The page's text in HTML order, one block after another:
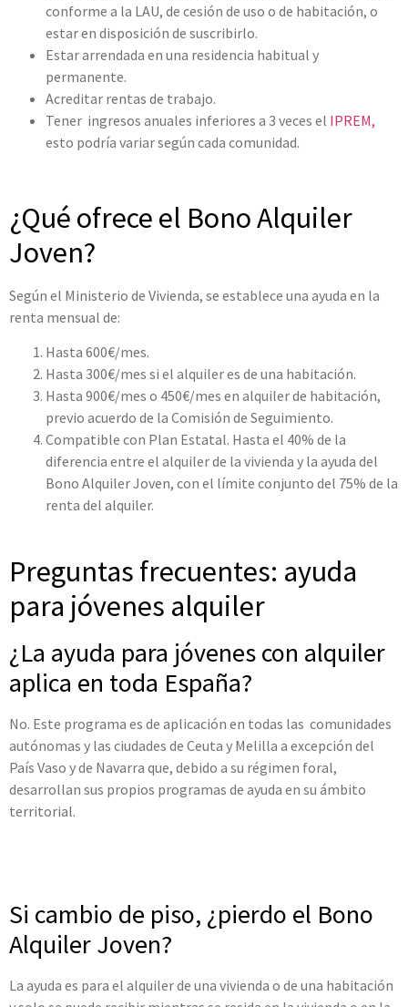
conforme a la LAU, de cesión de uso o de habitación, o
estar en disposición de suscribirlo.
Estar arrendada en una residencia habitual y
permanente.
Acreditar rentas de trabajo.
Tener ingresos anuales inferiores a 3 veces el IPREM,
esto podría variar según cada comunidad.
¿Qué ofrece el Bono Alquiler
Joven?
Según el Ministerio de Vivienda, se establece una ayuda en la
renta mensual de:
Hasta 600€/mes.
Hasta 300€/mes si el alquiler es de una habitación.
Hasta 900€/mes o 450€/mes en alquiler de habitación,
previo acuerdo de la Comisión de Seguimiento.
Compatible con Plan Estatal. Hasta el 40% de la
diferencia entre el alquiler de la vivienda y la ayuda del
Bono Alquiler Joven, con el límite conjunto del 75% de la
renta del alquiler.
Preguntas frecuentes: ayuda
para jóvenes alquiler
¿La ayuda para jóvenes con alquiler
aplica en toda España?
No. Este programa es de aplicación en todas las comunidades
autónomas y las ciudades de Ceuta y Melilla a excepción del
País Vaso y de Navarra que, debido a su régimen foral,
desarrollan sus propios programas de ayuda en su ámbito
territorial.
Si cambio de piso, ¿pierdo el Bono
Alquiler Joven?
La ayuda es para el alquiler de una vivienda o de una habitación